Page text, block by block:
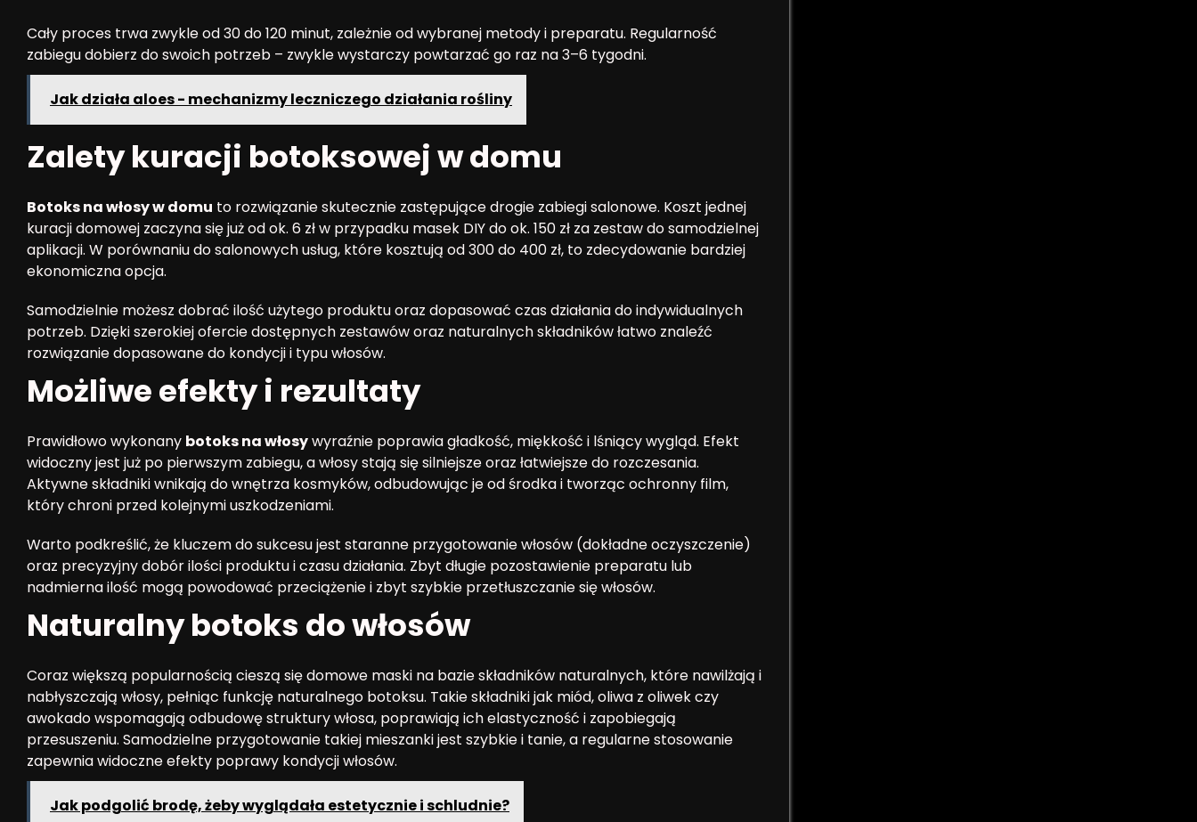
Cały proces trwa zwykle od 30 do 120 minut, zależnie od wybranej metody i preparatu. Regularność
zabiegu dobierz do swoich potrzeb – zwykle wystarczy powtarzać go raz na 3–6 tygodni.
Jak działa aloes - mechanizmy leczniczego działania rośliny
Zalety kuracji botoksowej w domu
Botoks na włosy w domu to rozwiązanie skutecznie zastępujące drogie zabiegi salonowe. Koszt jednej
kuracji domowej zaczyna się już od ok. 6 zł w przypadku masek DIY do ok. 150 zł za zestaw do samodzielnej
aplikacji. W porównaniu do salonowych usług, które kosztują od 300 do 400 zł, to zdecydowanie bardziej
ekonomiczna opcja.
Samodzielnie możesz dobrać ilość użytego produktu oraz dopasować czas działania do indywidualnych
potrzeb. Dzięki szerokiej ofercie dostępnych zestawów oraz naturalnych składników łatwo znaleźć
rozwiązanie dopasowane do kondycji i typu włosów.
Możliwe efekty i rezultaty
Prawidłowo wykonany botoks na włosywyraźnie poprawia gładkość, miękkość i lśniący wygląd. Efekt
widoczny jest już po pierwszym zabiegu, a włosy stają się silniejsze oraz łatwiejsze do rozczesania.
Aktywne składniki wnikają do wnętrza kosmyków, odbudowując je od środka i tworząc ochronny film,
który chroni przed kolejnymi uszkodzeniami.
Warto podkreślić, że kluczem do sukcesu jest staranne przygotowanie włosów (dokładne oczyszczenie)
oraz precyzyjny dobór ilości produktu i czasu działania. Zbyt długie pozostawienie preparatu lub
nadmierna ilość mogą powodować przeciążenie i zbyt szybkie przetłuszczanie się włosów.
Naturalny botoks do włosów
Coraz większą popularnością cieszą się domowe maski na bazie składników naturalnych, które nawilżają i
nabłyszczają włosy, pełniąc funkcję naturalnego botoksu. Takie składniki jak miód, oliwa z oliwek czy
awokado wspomagają odbudowę struktury włosa, poprawiają ich elastyczność i zapobiegają
przesuszeniu. Samodzielne przygotowanie takiej mieszanki jest szybkie i tanie, a regularne stosowanie
zapewnia widoczne efekty poprawy kondycji włosów.
Jak podgolić brodę, żeby wyglądała estetycznie i schludnie?